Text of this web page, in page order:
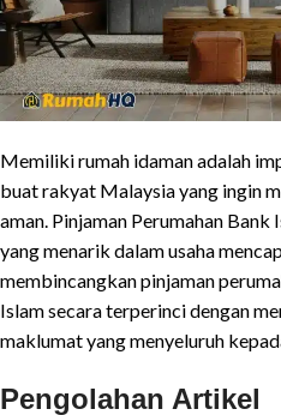
Memiliki rumah idaman adalah
buat rakyat Malaysia yang ingin
aman. Pinjaman Perumahan Bank
yang menarik dalam usaha
membincangkan pinjaman
Islam secara terperinci dengan
maklumat yang menyeluruh
Pengolahan Artikel